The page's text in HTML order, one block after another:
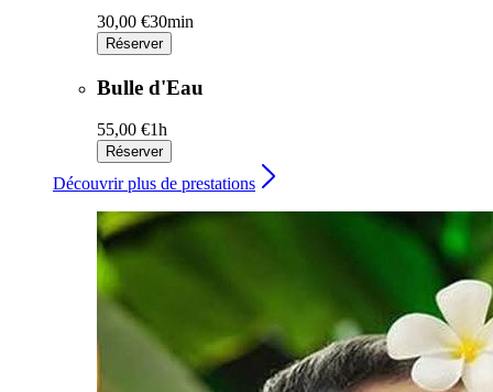
30,00 €30min
Réserver
Bulle d'Eau
55,00 €1h
Réserver
Découvrir plus de prestations